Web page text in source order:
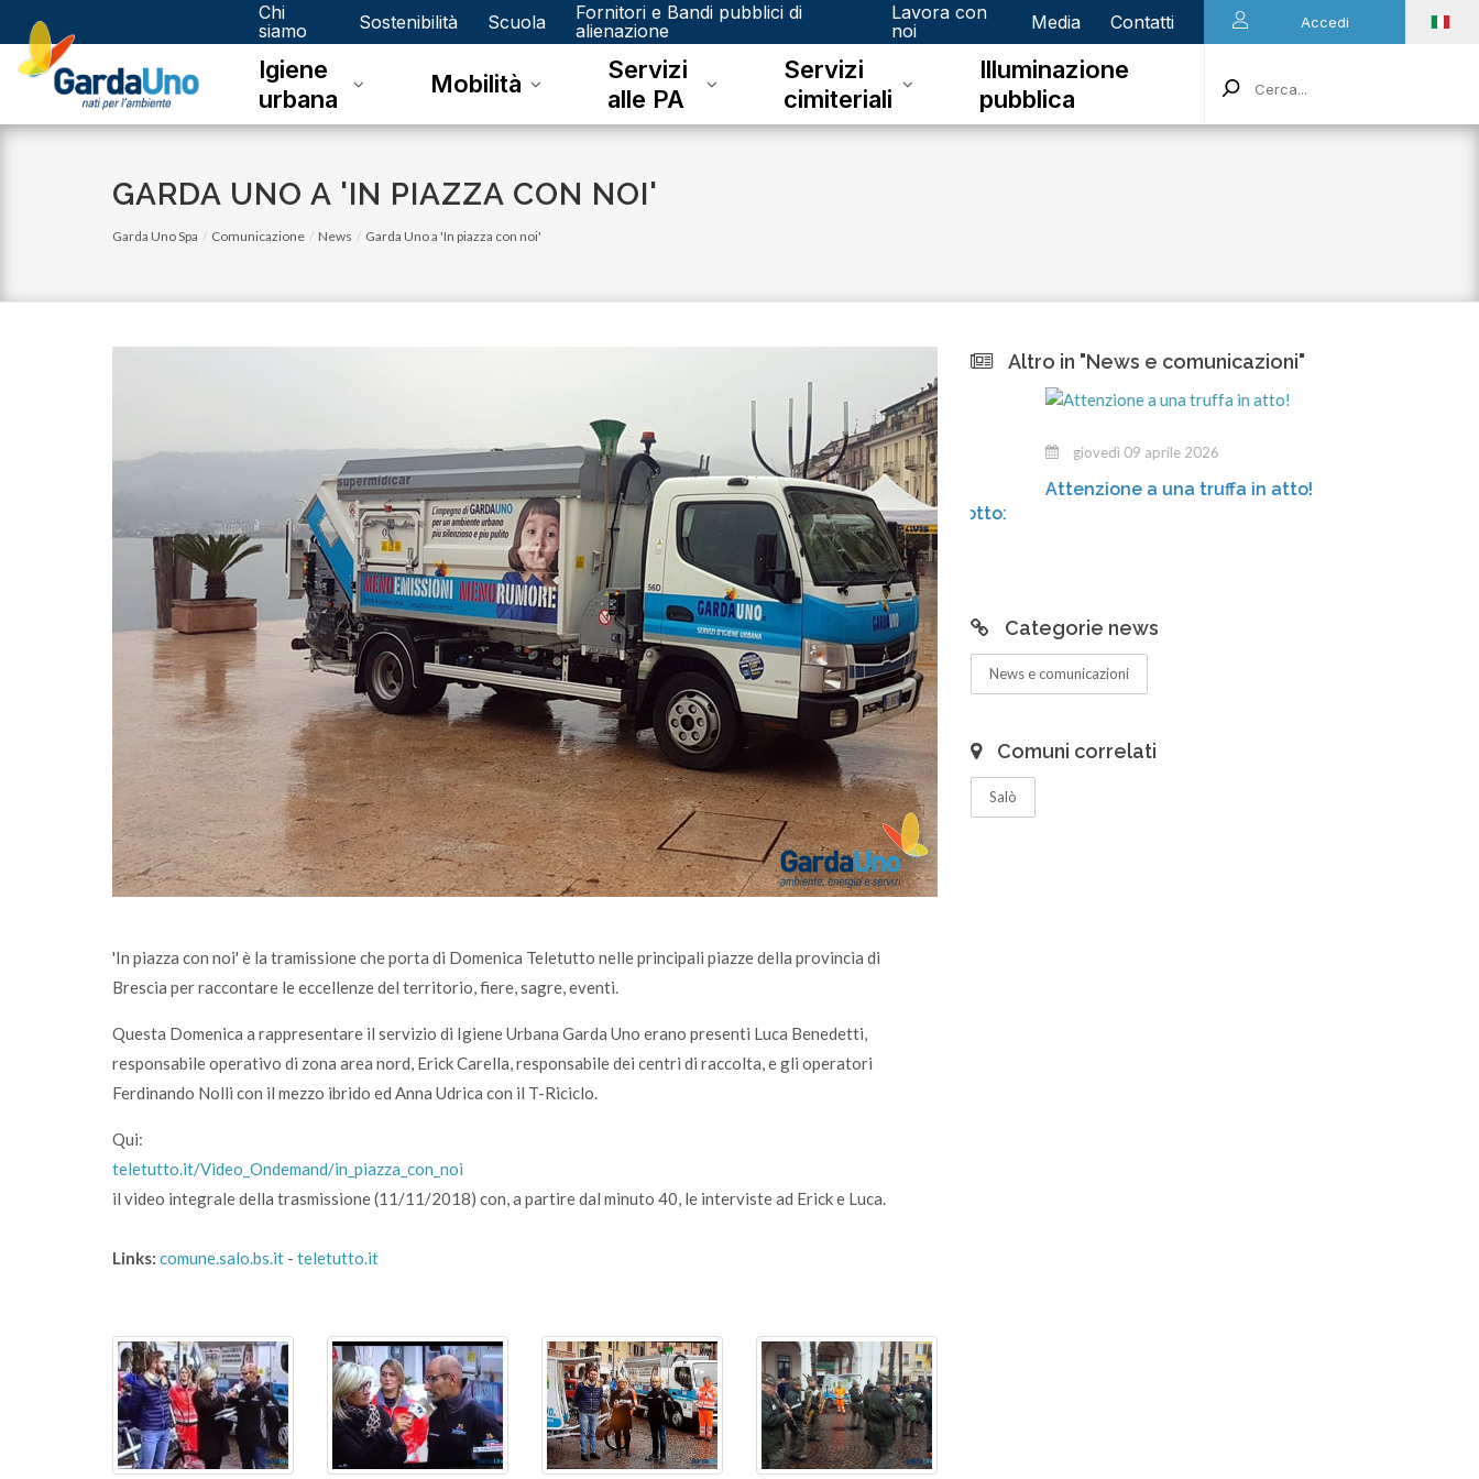
Gardauno
Spa
Chi
siamo
Sostenibilità Scuola
Fornitori e Bandi pubblici di
alienazione
Lavora con
noi
Media Contatti Accedi
Igiene
urbana
Mobilità
Servizi
alle PA
Servizi
cimiteriali
Illuminazione
pubblica
GARDA UNO A 'IN PIAZZA CON NOI'
Garda Uno Spa Comunicazione News Garda Uno a 'In piazza con noi'
'In piazza con noi' è la tramissione che porta di Domenica Teletutto nelle principali piazze della provincia di
Brescia per raccontare le eccellenze del territorio, fiere, sagre, eventi.
Questa Domenica a rappresentare il servizio di Igiene Urbana Garda Uno erano presenti Luca Benedetti,
responsabile operativo di zona area nord, Erick Carella, responsabile dei centri di raccolta, e gli operatori
Ferdinando Nolli con il mezzo ibrido ed Anna Udrica con il T-Riciclo.
Qui:
teletutto.it/Video_Ondemand/in_piazza_con_noi
il video integrale della trasmissione (11/11/2018) con, a partire dal minuto 40, le interviste ad Erick e Luca.
Links: comune.salo.bs.it - teletutto.it
Altro in "News e comunicazioni"
Sono online gli ecocalendari 2026: scaricali e
fai la differenza, ogni giorno
lunedì 08 giugno 2026
Centro di Raccolta di Desenzano - via Giotto:
chiusura per lavori
giovedì 09 aprile 2026
Attenzione a una truffa in atto!
Categorie news
News e comunicazioni
Comuni correlati
Salò